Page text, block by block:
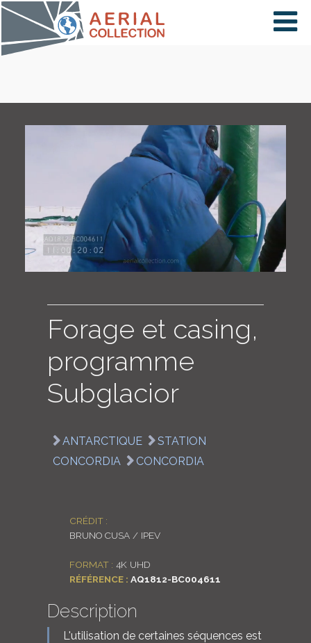
×
PAYS
CARTE
COLLECTIONS
LOGIN
Forage et casing,
programme
Subglacior
ANTARCTIQUE
STATION
CONCORDIA
CONCORDIA
CRÉDIT :
BRUNO CUSA / IPEV
FORMAT : 4K UHD
RÉFÉRENCE : AQ1812-BC004611
Description
L'utilisation de certaines séquences est